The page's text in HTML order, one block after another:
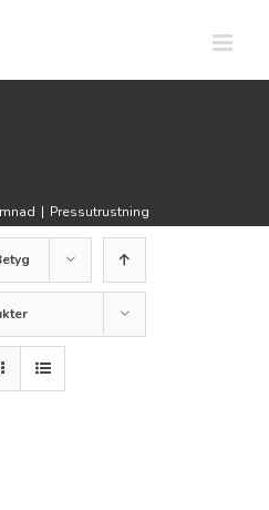
| Pressutrustning